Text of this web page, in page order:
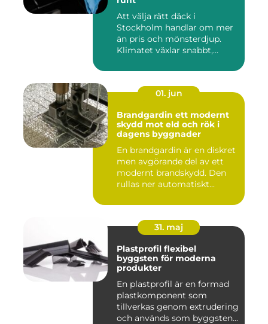
Att välja rätt däck i
Stockholm handlar om mer
än pris och mönsterdjup.
Klimatet växlar snabbt,
01. jun
Brandgardin ett modernt
skydd mot eld och rök i
dagens byggnader
En brandgardin är en diskret
men avgörande del av ett
modernt brandskydd. Den
rullas ner automatiskt...
31. maj
Plastprofil flexibel
byggsten för moderna
produkter
En plastprofil är en formad
plastkomponent som
tillverkas genom extrudering
och används som byggsten...